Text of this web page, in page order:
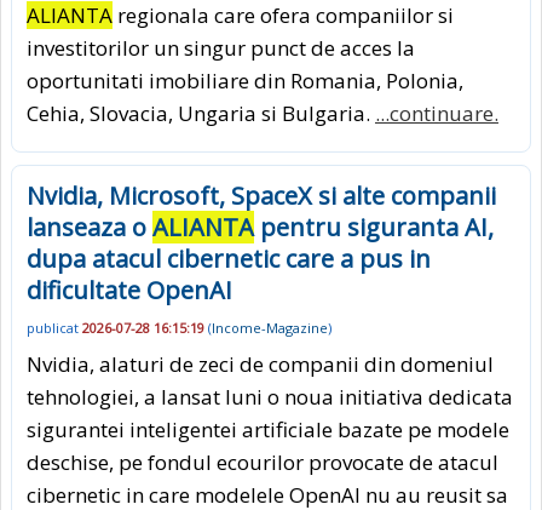
ALIANTA regionala care ofera companiilor si
investitorilor un singur punct de acces la
oportunitati imobiliare din Romania, Polonia,
Cehia, Slovacia, Ungaria si Bulgaria. ...continuare.
Nvidia, Microsoft, SpaceX si alte companii
lanseaza oALIANTApentru siguranta AI,
dupa atacul cibernetic care a pus in
dificultate OpenAI
publicat 2026-07-28 16:15:19 (Income-Magazine)
Nvidia, alaturi de zeci de companii din domeniul
tehnologiei, a lansat luni o noua initiativa dedicata
sigurantei inteligentei artificiale bazate pe modele
deschise, pe fondul ecourilor provocate de atacul
cibernetic in care modelele OpenAI nu au reusit sa